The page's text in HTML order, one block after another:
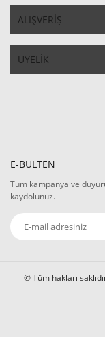
ALIŞVERİŞ
ÜYELİK
E-BÜLTEN
Tüm kampanya ve
kaydolunuz.
© Tüm hakları